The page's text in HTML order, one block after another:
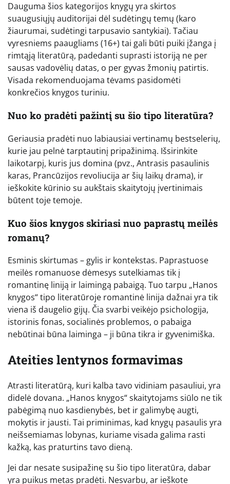
Dauguma šios kategorijos knygų yra skirtos
suaugusiųjų auditorijai dėl sudėtingų temų (karo
žiaurumai, sudėtingi tarpusavio santykiai). Tačiau
vyresniems paaugliams (16+) tai gali būti puiki įžanga į
rimtąją literatūrą, padedanti suprasti istoriją ne per
sausas vadovėlių datas, o per gyvas žmonių patirtis.
Visada rekomenduojama tėvams pasidomėti
konkrečios knygos turiniu.
Nuo ko pradėti pažintį su šio tipo literatūra?
Geriausia pradėti nuo labiausiai vertinamų bestselerių,
kurie jau pelnė tarptautinį pripažinimą. Išsirinkite
laikotarpį, kuris jus domina (pvz., Antrasis pasaulinis
karas, Prancūzijos revoliucija ar šių laikų drama), ir
ieškokite kūrinio su aukštais skaitytojų įvertinimais
būtent toje temoje.
Kuo šios knygos skiriasi nuo paprastų meilės
romanų?
Esminis skirtumas – gylis ir kontekstas. Paprastuose
meilės romanuose dėmesys sutelkiamas tik į
romantinę liniją ir laimingą pabaigą. Tuo tarpu „Hanos
knygos“ tipo literatūroje romantinė linija dažnai yra tik
viena iš daugelio gijų. Čia svarbi veikėjo psichologija,
istorinis fonas, socialinės problemos, o pabaiga
nebūtinai būna laiminga – ji būna tikra ir gyvenimiška.
Ateities lentynos formavimas
Atrasti literatūrą, kuri kalba tavo vidiniam pasauliui, yra
didelė dovana. „Hanos knygos“ skaitytojams siūlo ne tik
pabėgimą nuo kasdienybės, bet ir galimybę augti,
mokytis ir jausti. Tai priminimas, kad knygų pasaulis yra
neišsemiamas lobynas, kuriame visada galima rasti
kažką, kas praturtins tavo dieną.
Jei dar nesate susipažinę su šio tipo literatūra, dabar
yra puikus metas pradėti. Nesvarbu, ar ieškote